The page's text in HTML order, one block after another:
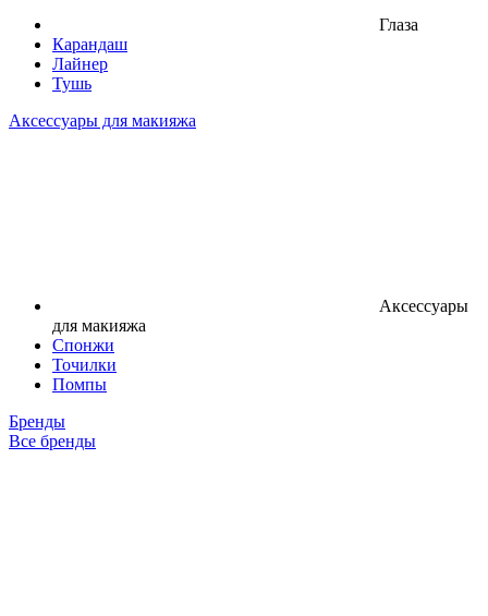
Глаза
Карандаш
Лайнер
Тушь
Аксессуары для макияжа
Аксессуары
для макияжа
Спонжи
Точилки
Помпы
Бренды
Все бренды